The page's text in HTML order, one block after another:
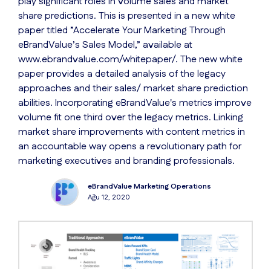
share predictions. This is presented in a new white
paper titled ”Accelerate Your Marketing Through
eBrandValue’s Sales Model,” available at
www.ebrandvalue.com/whitepaper/. The new white
paper provides a detailed analysis of the legacy
approaches and their sales/ market share prediction
abilities. Incorporating eBrandValue's metrics improve
volume fit one third over the legacy metrics. Linking
market share improvements with content metrics in
an accountable way opens a revolutionary path for
marketing executives and branding professionals.
eBrandValue Marketing Operations
Ağu 12, 2020